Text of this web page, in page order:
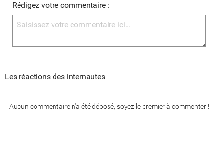
Rédigez votre commentaire :
Les réactions des internautes
Aucun commentaire n'a été déposé, soyez le premier à commenter !